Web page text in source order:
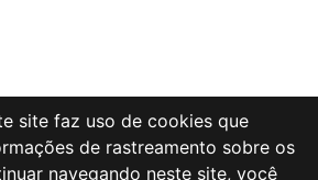
site faz uso de cookies que
de rastreamento sobre os
navegando neste site, você